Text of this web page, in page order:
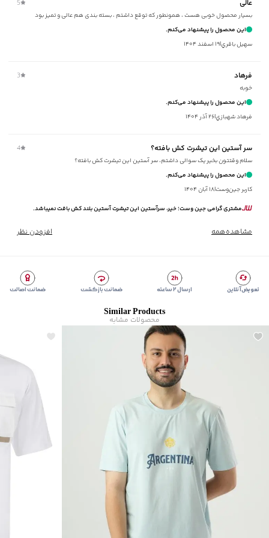
برند
مناسب برای:آقايان
زیر گروه:تی شرت
شیوه‌برش
عالی 5
بسیار محصول خوبی هست ، همونطور که توقع داشتم ، بسته بندی هم عالی و تمیز بود
این محصول را پیشنهاد می‌کنم.
سهيل باقري|۱۹ اسفند ۱۴۰۴
فرهاد 3
خوبه
این محصول را پیشنهاد می‌کنم.
فرهاد شهبازي|۲۶ آذر ۱۴۰۴
سر آستین این تیشرت کش بافته؟ 4
سلام وقتتون بخیر یک سوالی داشتم، سر آستین این تیشرت کش بافته؟
این محصول را پیشنهاد می‌کنم.
کاربر جین‌وست|۱۸ آبان ۱۴۰۴
مشتری گرامی جین وست؛ خیر، سرآستین این تیشرت آستین بلند کش بافت نمیباشد.
مشاهده‌همه افزودن نظر
تعویض آنلاین ارسال ۲ ساعته ضمانت بازگشت ضمانت اصالت
Similar Products
محصولات مشابه